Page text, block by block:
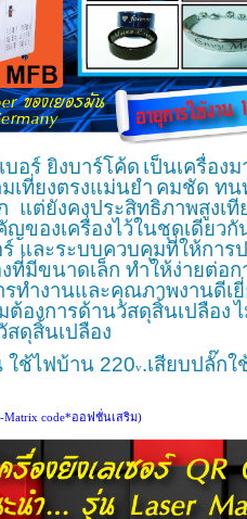
บอร์ ยิงบาร์โค้ด เป็นเครื่อง
เที่ยงตรงแม่นยำ คมชัด ทน
แต่ยังคงประสิทธิภาพสูงเ
องเครื่องไว้ในชุดเดียว
ร์ และระบบควบคุมที่ให้กา
ที่มีขนาดเล็ก ทำให้ง่ายต่อ
รทำงานและคุณภาพงานดี
ต้องการด้านวัสดุสิ้นเปลือง
สดุสิ้นเปลือง
ใช้ไฟบ้าน 220v.เสียบปลั๊ก
Matrix code*ออฟชั่นเสริม)